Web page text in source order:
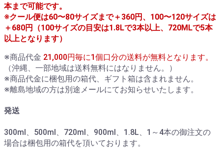
本まで可能です。
※クール便は60〜80サイズまで＋360円、100〜120サイズは
＋680円（100サイズの目安は1.8Lで3本以上、720MLで5本
以上となります）
※商品代金 21,000円毎に1個口分の送料が無料となります。
（沖縄、一部地域は送料無料にはなりません。）
※商品代金に梱包用の箱代、ギフト箱は含まれません。
※離島地域の方は別途メールにてお知らせいたします。
発送
300ml、500ml、720ml、900ml、1.8L、1～4本の御注文の
場合は梱包用の箱代を頂いております。